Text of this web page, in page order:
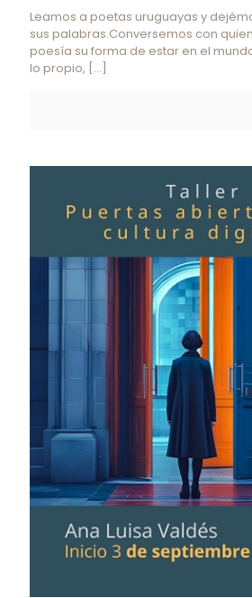
Leamos a poetas uruguayas y
sus palabras.Conversemos con
poesía su forma de estar en el
lo propio, […]